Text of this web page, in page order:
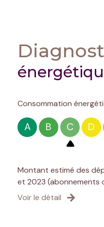
Consommation
A B C D
Montant estimé des
et 2023 (abonnements
Voir le détail